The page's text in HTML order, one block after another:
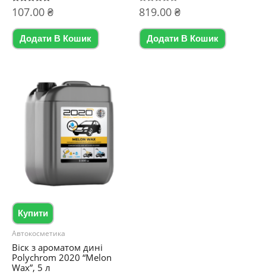
Оцінено в
5.00
107.00 ₴
Додати В Кошик
Оцінено
в
з
819.00 ₴
Додати В Кошик
Купити
Автокосметика
Віск з ароматом дині
Polychrom 2020 “Melon
Wax”, 5 л